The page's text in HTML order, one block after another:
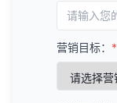
营销目标： *